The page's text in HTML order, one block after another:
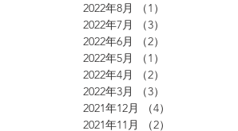
2022年8月
（1）
2022年7月
（3）
2022年6月
（2）
2022年5月
（1）
2022年4月
（2）
2022年3月
（3）
2021年12月
（4）
2021年11月
（2）